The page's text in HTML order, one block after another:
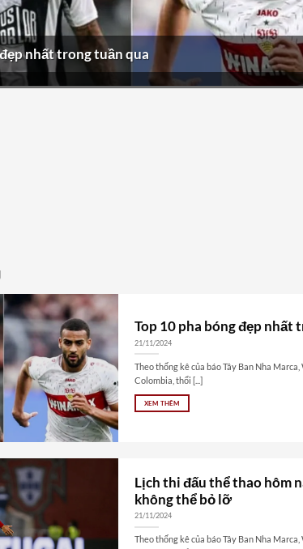
nhất trong tuần qua
Top 10 pha bóng đẹp nhất
21/11/2024
Theo thống kê của báo Tây Ban Nha
Colombia, thổi [...]
XEM THÊM
Lịch thi đấu thể thao hôm
không thể bỏ lỡ
21/11/2024
Theo thống kê của báo Tây Ban Nha